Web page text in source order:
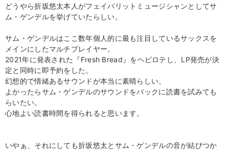
どうやら折坂悠太本人がフェイバリットミュージシャンとしてサ
ム・ゲンデルを挙げていたらしい。
サム・ゲンデルはここ数年個人的に最も注目しているサックスを
メインにしたマルチプレイヤー。
2021年に発表された『Fresh Bread』をヘビロテし、LP発売が決
定と同時に即予約をした。
幻想的で情緒あるサウンドが本当に素晴らしい。
よかったらサム・ゲンデルのサウンドをバックに読書を試みても
らいたい。
心地よい読書時間を得られると思います。
いやぁ、それにしても折坂悠太とサム・ゲンデルの音が結びつか